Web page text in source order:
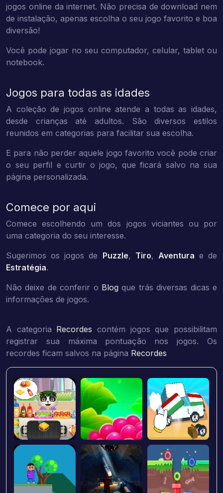
jogos online da internet. Não precisa de download nem
de instalação, apenas escolha o seu jogo favorito e boa
diversão!
Você pode jogar no seu computador, celular, tablet ou
notebook.
Jogos para todas as idades
A coleção de jogos online atende a todas as idades,
desde crianças até adultos. São diversos estilos
reunidos em categorias para facilitar sua escolha.
E para não perder aquele jogo favorito você pode criar
o seu perfil e curtir o jogo, que ficará salvo na sua
página personalizada.
Comece por aqui
Comece escolhendo um dos jogos viciantes ou por
uma categoria do seu interesse.
Sugerimos os jogos de Puzzle, Tiro, Aventura e de
Estratégia.
Não deixe de conferir o Blog que trás diversas dicas e
informações de jogos.
A categoria Recordes contém jogos que possibilitam
registrar sua máxima pontuação nos jogos. Os
recordes ficam salvos na página Recordes